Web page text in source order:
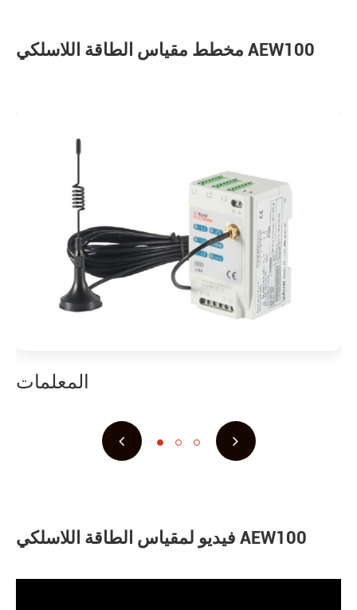
مخطط مقياس الطاقة اللاسلكي AEW100
المعلمات
فيديو لمقياس الطاقة اللاسلكي AEW100